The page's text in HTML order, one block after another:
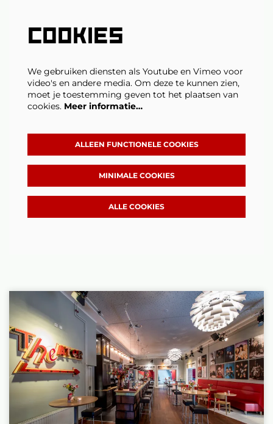
COOKIES
We gebruiken diensten als Youtube en Vimeo voor
video's en andere media. Om deze te kunnen zien,
moet je toestemming geven tot het plaatsen van
cookies. Meer informatie…
ALLEEN FUNCTIONELE COOKIES
MINIMALE COOKIES
ALLE COOKIES